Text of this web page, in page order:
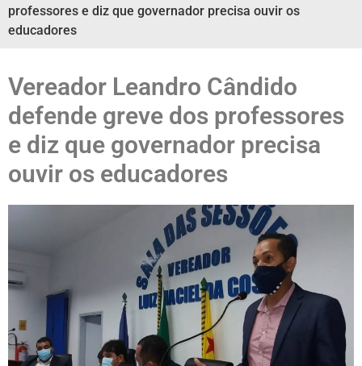
professores e diz que governador precisa ouvir os
educadores
Vereador Leandro Cândido
defende greve dos professores
e diz que governador precisa
ouvir os educadores